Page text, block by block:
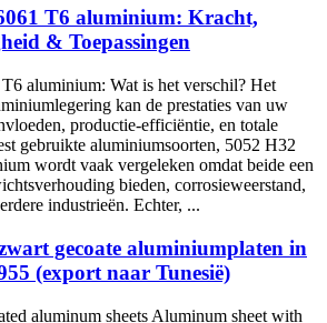
T6 aluminium: Kracht,
& Toepassingen
aluminium: Wat is het verschil? Het
kan de prestaties van uw
productie-efficiëntie, en totale
gebruikte aluminiumsoorten, 5052 H32
wordt vaak vergeleken omdat beide een
bieden, corrosieweerstand,
industrieën. Echter, ...
gecoate aluminiumplaten in
(export naar Tunesië)
aluminum sheets Aluminum sheet with